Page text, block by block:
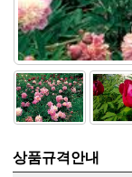
상품규격안내